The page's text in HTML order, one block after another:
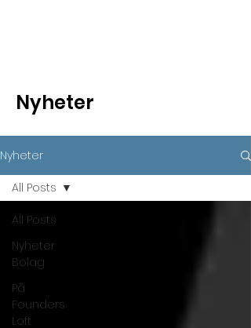
Nyheter
Nyheter
All Posts
Nyheter
Bolag
På
Founders
Loft
All Posts